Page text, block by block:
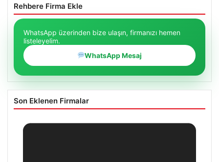
Rehbere Firma Ekle
WhatsApp üzerinden bize ulaşın, firmanızı hemen
listeleyelim.
WhatsApp Mesaj
Son Eklenen Firmalar